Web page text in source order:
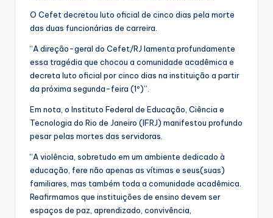
O Cefet decretou luto oficial de cinco dias pela morte
das duas funcionárias de carreira.
“A direção-geral do Cefet/RJ lamenta profundamente
essa tragédia que chocou a comunidade acadêmica e
decreta luto oficial por cinco dias na instituição a partir
da próxima segunda-feira (1º)”.
Em nota, o Instituto Federal de Educação, Ciência e
Tecnologia do Rio de Janeiro (IFRJ) manifestou profundo
pesar pelas mortes das servidoras.
“A violência, sobretudo em um ambiente dedicado à
educação, fere não apenas as vítimas e seus(suas)
familiares, mas também toda a comunidade acadêmica.
Reafirmamos que instituições de ensino devem ser
espaços de paz, aprendizado, convivência,